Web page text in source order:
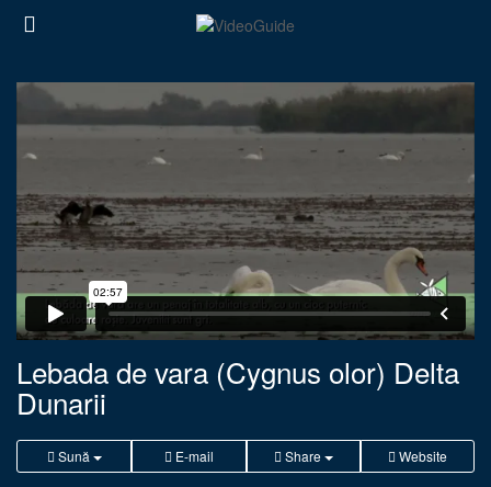
Lebada de vara (Cygnus olor) Delta
Dunarii
Sună E-mail Share Website